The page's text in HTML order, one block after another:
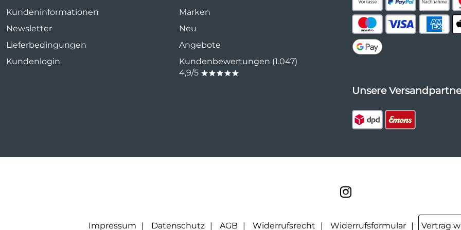
Kundeninformationen
Newsletter
Lieferbedingungen
Kundenlogin
Marken
Neu
Angebote
Kundenbewertungen (1.047)
4,9/5 *****
Unsere
Impressum Datenschutz AGB Widerrufsrecht Widerrufsformular Vertrag